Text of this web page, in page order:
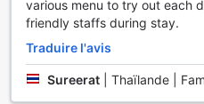
d'équipement sont
profiter pleinement des
passionnés de loisirs en
des tables de ping-pong et
ceux qui préfèrent les
various menu to try out each
friendly staffs during stay.
Traduire l'avis
Sureerat Thaïlande |